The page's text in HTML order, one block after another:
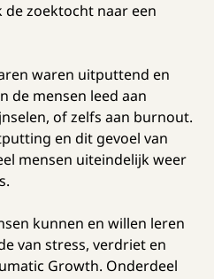
zoektocht naar een
waren uitputtend en
de mensen leed aan
of zelfs aan burnout.
en dit gevoel van
mensen uiteindelijk weer
kunnen en willen leren
van stress, verdriet en
Growth. Onderdeel